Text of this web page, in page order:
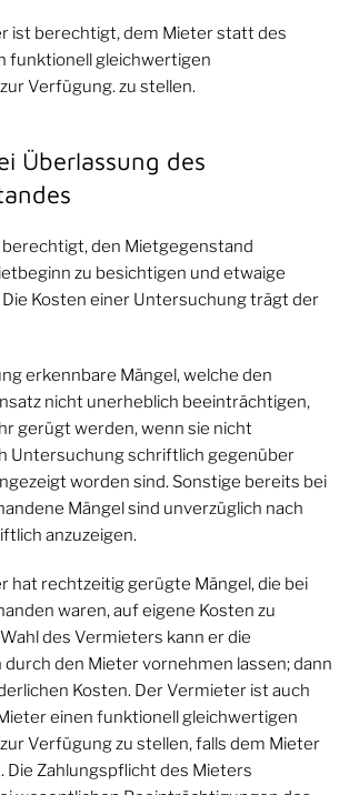
ist berechtigt, dem Mieter statt des
funktionell gleichwertigen
Verfügung. zu stellen.
Überlassung des
den Mietgegenstand
zu besichtigen und etwaige
Die Kosten einer Untersuchung trägt der
erkennbare Mängel, welche den
nicht unerheblich beeinträchtigen,
gerügt werden, wenn sie nicht
Untersuchung schriftlich gegenüber
worden sind. Sonstige bereits bei
Mängel sind unverzüglich nach
anzuzeigen.
hat rechtzeitig gerügte Mängel, die bei
waren, auf eigene Kosten zu
des Vermieters kann er die
durch den Mieter vornehmen lassen; dann
Kosten. Der Vermieter ist auch
einen funktionell gleichwertigen
Verfügung zu stellen, falls dem Mieter
Die Zahlungspflicht des Mieters